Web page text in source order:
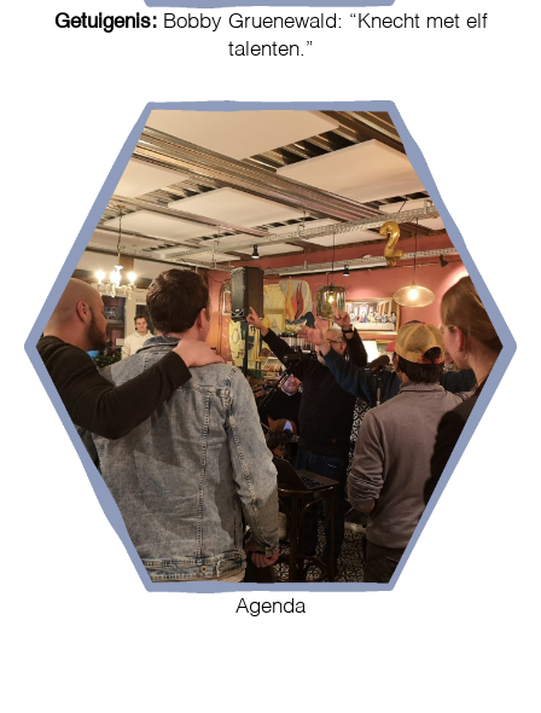
Getuigenis: Bobby Gruenewald: “Knecht met elf
talenten.”
Agenda